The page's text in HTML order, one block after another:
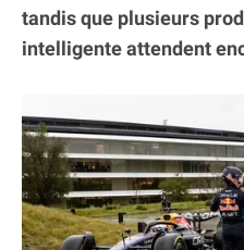
tandis que plusieurs
intelligente attendent